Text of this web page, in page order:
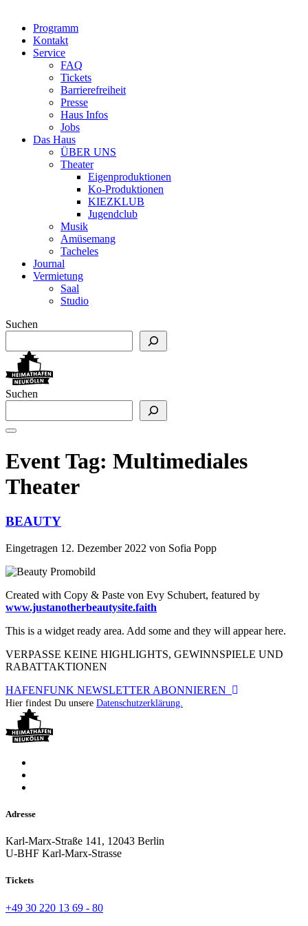
Programm
Kontakt
Service
FAQ
Tickets
Barrierefreiheit
Presse
Haus Infos
Jobs
Das Haus
ÜBER UNS
Theater
Eigenproduktionen
Ko-Produktionen
KIEZKLUB
Jugendclub
Musik
Amüsemang
Tacheles
Journal
Vermietung
Saal
Studio
Suchen
Suchen
Event Tag: Multimediales
Theater
BEAUTY
Eingetragen 12. Dezember 2022 von Sofia Popp
Created with Copy & Paste von Evy Schubert, featured by
www.justanotherbeautysite.faith
This is a widget ready area. Add some and they will appear here.
VERPASSE KEINE HIGHLIGHTS, GEWINNSPIELE UND
RABATTAKTIONEN
HAFENFUNK NEWSLETTER ABONNIEREN
Hier findest Du unsere Datenschutzerklärung.
Adresse
Karl-Marx-Straße 141, 12043 Berlin
U-BHF Karl-Marx-Strasse
Tickets
+49 30 220 13 69 - 80